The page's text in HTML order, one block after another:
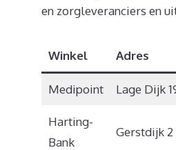
en zorgleveranciers en
Winkel Adres
Medipoint Lage Dijk
Harting-
Bank
Gerstdijk 2